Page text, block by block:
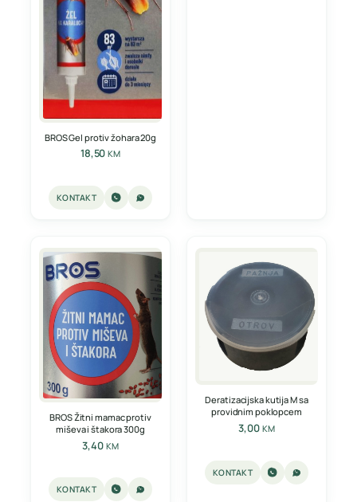
BROS Gel protiv žohara 20g
18,50KM
KONTAKT
BROS Žitni mamac protiv
miševa i štakora 300g
3,40 KM
KONTAKT
Deratizacijska kutija M sa
providnim poklopcem
3,00 KM
KONTAKT